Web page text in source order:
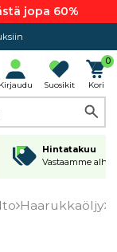
jopa 60%
Kirjaudu Suosikit
0
Kori
Hintatakuu
Vastaamme
Haarukkaöljy